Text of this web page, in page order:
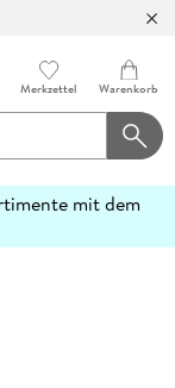
Merkzettel Warenkorb
mit dem